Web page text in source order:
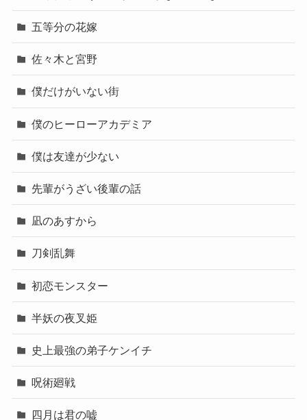
五等分の花嫁
佐々木と宮野
僕だけがいない街
僕のヒーローアカデミア
僕は友達が少ない
先輩がうざい後輩の話
凪のあすから
刀剣乱舞
初恋モンスター
半妖の夜叉姫
史上最強の弟子ケンイチ
呪術廻戦
四月は君の嘘